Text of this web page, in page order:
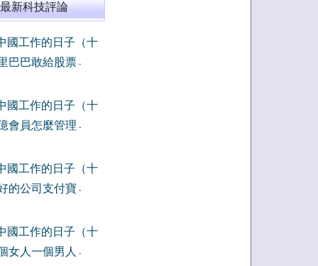
最新科技評論
國工作的日子（十
巴巴敢給股票-
國工作的日子（十
會員怎麼管理 -
國工作的日子（十
的公司支付寶 -
國工作的日子（十
女人一個男人
-